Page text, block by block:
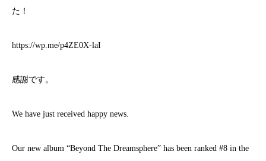
た！
https://wp.me/p4ZE0X-laI
感謝です。
We have just received happy news.
Our new album “Beyond The Dreamsphere” has been ranked #8 in the